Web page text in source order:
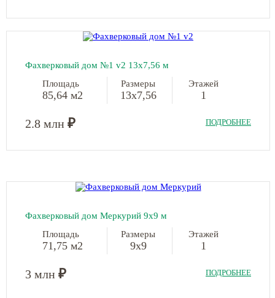
Фахверковый дом №1 v2 13х7,56 м
Площадь
85,64 м2
Размеры
13х7,56
Этажей
1
2.8 млн ₽ ПОДРОБНЕЕ
Фахверковый дом Меркурий 9х9 м
Площадь
71,75 м2
Размеры
9х9
Этажей
1
3 млн ₽ ПОДРОБНЕЕ